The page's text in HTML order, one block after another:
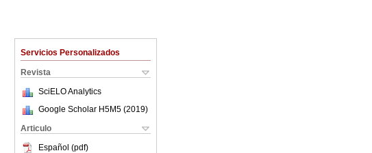
Servicios Personalizados
Revista
SciELO Analytics
Google Scholar H5M5 (2019)
Articulo
Español (pdf)